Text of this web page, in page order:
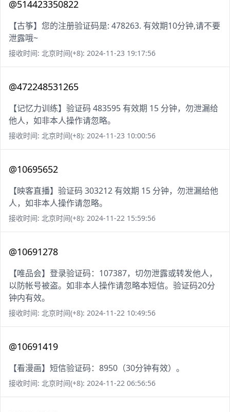
@514423350822
【古筝】您的注册验证码是: 478263. 有效期10分钟,请不要
泄露哦~
接收时间: 北京时间(+8): 2024-11-23 19:17:56
@472248531265
【记忆力训练】验证码 483595 有效期 15 分钟，勿泄漏给
他人，如非本人操作请忽略。
接收时间: 北京时间(+8): 2024-11-23 10:00:56
@10695652
【映客直播】验证码 303212 有效期 15 分钟，勿泄漏给他
人，如非本人操作请忽略。
接收时间: 北京时间(+8): 2024-11-22 15:59:56
@10691278
【唯品会】登录验证码：107387，切勿泄露或转发他人，
以防帐号被盗。如非本人操作请忽略本短信。验证码20分
钟内有效。
接收时间: 北京时间(+8): 2024-11-22 10:49:56
@10691419
【看漫画】短信验证码：8950（30分钟有效）。
接收时间: 北京时间(+8): 2024-11-22 06:56:56